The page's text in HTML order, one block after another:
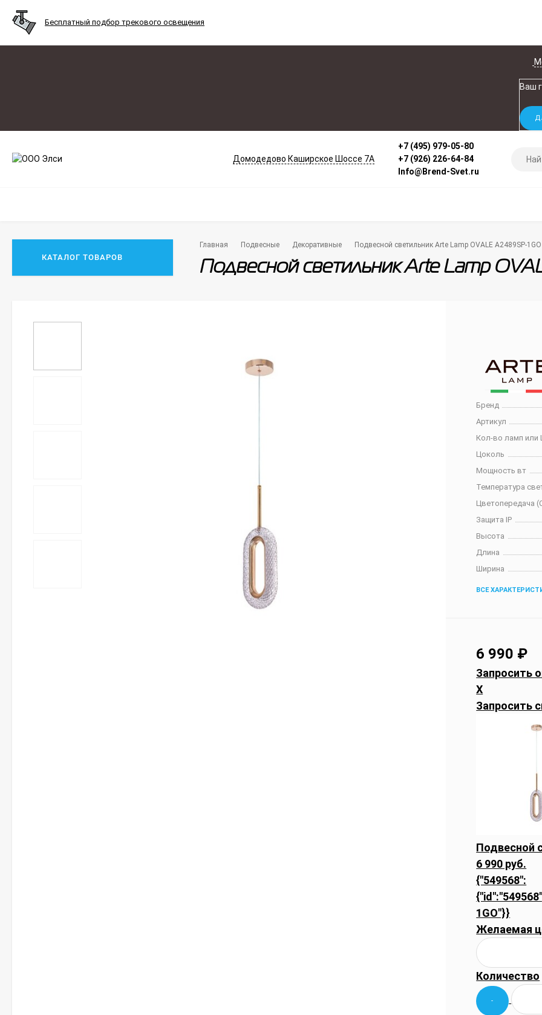
Бесплатный подбор трекового освещения
Ваш
Домодедово Каширское Шоссе 7А
+7 (495) 979-05-80
+7 (926) 226-64-84
Info@Brend-Svet.ru
КАТАЛОГ ТОВАРОВ
Главная Подвесные Декоративные Подвесной светильник Arte Lamp OVALE A2489SP-1GO
Подвесной светильник Arte Lamp
Бренд
Артикул
Кол-во ламп или
Цоколь
Мощность вт
Температура
Цветопередача
Защита IP
Высота
Длина
Ширина
ВСЕ
6 990 ₽
Запросить
X
Запросить
Подвесной
6 990 руб.
{"549568":
1GO"}}
Желаемая
Количество